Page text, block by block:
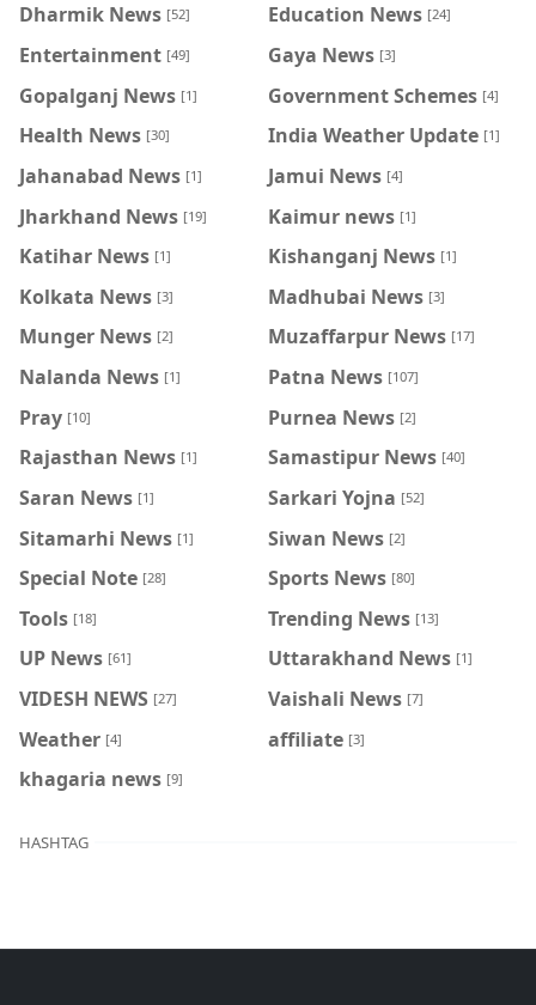
Dharmik News [52] Education News [24]
Entertainment [49] Gaya News [3]
Gopalganj News [1] Government Schemes [4]
Health News [30] India Weather Update [1]
Jahanabad News [1] Jamui News [4]
Jharkhand News [19] Kaimur news [1]
Katihar News [1] Kishanganj News [1]
Kolkata News [3] Madhubai News [3]
Munger News [2] Muzaffarpur News [17]
Nalanda News [1] Patna News [107]
Pray [10] Purnea News [2]
Rajasthan News [1] Samastipur News [40]
Saran News [1] Sarkari Yojna [52]
Sitamarhi News [1] Siwan News [2]
Special Note [28] Sports News [80]
Tools [18] Trending News [13]
UP News [61] Uttarakhand News [1]
VIDESH NEWS [27] Vaishali News [7]
Weather [4] affiliate [3]
khagaria news [9]
HASHTAG